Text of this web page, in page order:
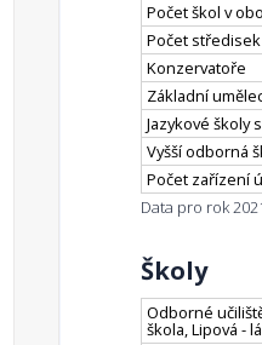
Počet škol v
Počet
Konzervatoře
Základní
Jazykové školy
Vyšší odborná
Počet zařízení
Data pro rok
Školy
Odborné
škola, Lipová -